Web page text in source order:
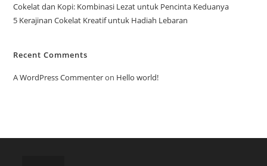
Cokelat dan Kopi: Kombinasi Lezat untuk Pencinta Keduanya
5 Kerajinan Cokelat Kreatif untuk Hadiah Lebaran
Recent Comments
A WordPress Commenteron Hello world!